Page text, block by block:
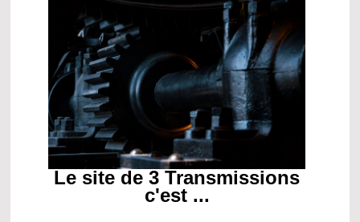
Le site de 3 Transmissions
c'est ...